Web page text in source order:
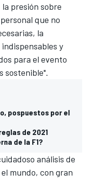
presión sobre
que no
la
y
para el evento
sostenible".
pospuestos por el
de 2021
de la F1?
análisis de
mundo, con gran